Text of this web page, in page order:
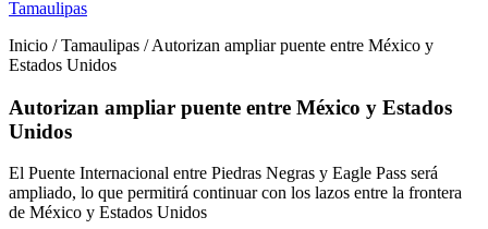
Tamaulipas
Inicio / Tamaulipas / Autorizan ampliar puente entre México y
Estados Unidos
Autorizan ampliar puente entre México y Estados
Unidos
El Puente Internacional entre Piedras Negras y Eagle Pass será
ampliado, lo que permitirá continuar con los lazos entre la frontera
de México y Estados Unidos